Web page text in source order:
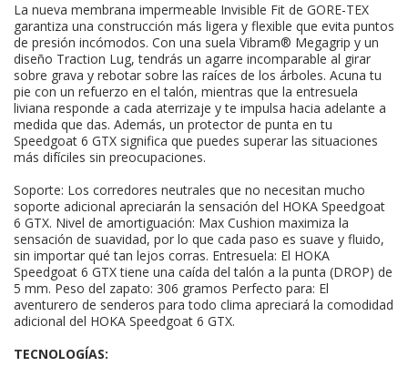
La nueva membrana impermeable Invisible Fit de GORE-TEX
garantiza una construcción más ligera y flexible que evita puntos
de presión incómodos. Con una suela Vibram® Megagrip y un
diseño Traction Lug, tendrás un agarre incomparable al girar
sobre grava y rebotar sobre las raíces de los árboles. Acuna tu
pie con un refuerzo en el talón, mientras que la entresuela
liviana responde a cada aterrizaje y te impulsa hacia adelante a
medida que das. Además, un protector de punta en tu
Speedgoat 6 GTX significa que puedes superar las situaciones
más difíciles sin preocupaciones.
Soporte: Los corredores neutrales que no necesitan mucho
soporte adicional apreciarán la sensación del HOKA Speedgoat
6 GTX. Nivel de amortiguación: Max Cushion maximiza la
sensación de suavidad, por lo que cada paso es suave y fluido,
sin importar qué tan lejos corras. Entresuela: El HOKA
Speedgoat 6 GTX tiene una caída del talón a la punta (DROP) de
5 mm. Peso del zapato: 306 gramos Perfecto para: El
aventurero de senderos para todo clima apreciará la comodidad
adicional del HOKA Speedgoat 6 GTX.
TECNOLOGÍAS: